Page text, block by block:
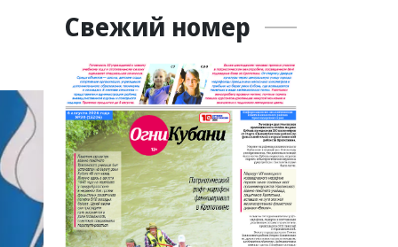
Свежий номер